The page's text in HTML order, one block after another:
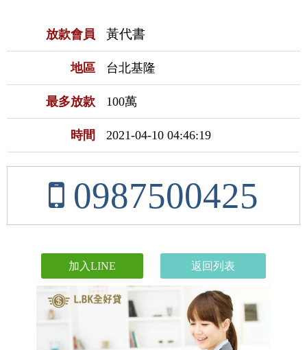
放款會員 黃代書
地區 台北基隆
最多放款 100萬
時間 2021-04-10 04:46:19
0987500425
加入LINE 返回列表